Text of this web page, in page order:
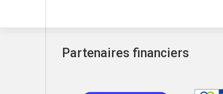
Partenaires financiers